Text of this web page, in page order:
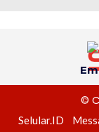
©
Selular.ID